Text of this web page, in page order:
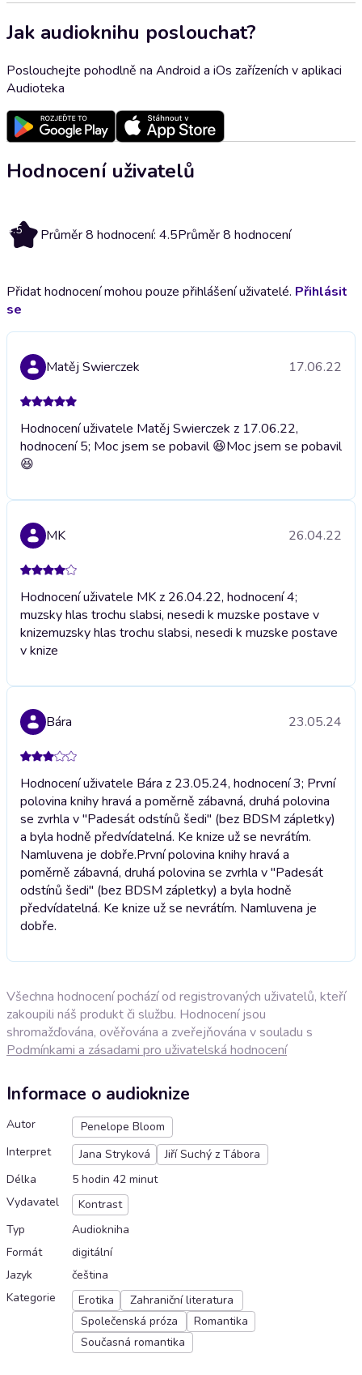
Jak audioknihu poslouchat?
Poslouchejte pohodlně na Android a iOs zařízeních v aplikaci
Audioteka
Hodnocení uživatelů
4.5 Průměr 8 hodnocení: 4.5Průměr 8 hodnocení
Přidat hodnocení mohou pouze přihlášení uživatelé. Přihlásit
se
Matěj Swierczek 17.06.22
Hodnocení uživatele Matěj Swierczek z 17.06.22,
hodnocení 5; Moc jsem se pobavil 😆Moc jsem se pobavil
😆
MK 26.04.22
Hodnocení uživatele MK z 26.04.22, hodnocení 4;
muzsky hlas trochu slabsi, nesedi k muzske postave v
knizemuzsky hlas trochu slabsi, nesedi k muzske postave
v knize
Bára 23.05.24
Hodnocení uživatele Bára z 23.05.24, hodnocení 3; První
polovina knihy hravá a poměrně zábavná, druhá polovina
se zvrhla v "Padesát odstínů šedi" (bez BDSM zápletky)
a byla hodně předvídatelná. Ke knize už se nevrátím.
Namluvena je dobře.První polovina knihy hravá a
poměrně zábavná, druhá polovina se zvrhla v "Padesát
odstínů šedi" (bez BDSM zápletky) a byla hodně
předvídatelná. Ke knize už se nevrátím. Namluvena je
dobře.
Všechna hodnocení pochází od registrovaných uživatelů, kteří
zakoupili náš produkt či službu. Hodnocení jsou
shromažďována, ověřována a zveřejňována v souladu s
Podmínkami a zásadami pro uživatelská hodnocení
Informace o audioknize
Autor
Penelope Bloom
Interpret
Jana Stryková
Jiří Suchý z Tábora
Délka
5 hodin 42 minut
Vydavatel
Kontrast
Typ
Audiokniha
Formát
digitální
Jazyk
čeština
Kategorie
Erotika
Zahraniční literatura
Společenská próza
Romantika
Současná romantika